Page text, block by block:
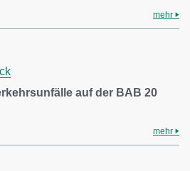
mehr
auf der BAB 20
mehr